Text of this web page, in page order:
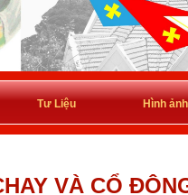
Tư Liệu Hình ảnh
VÀ CỔ